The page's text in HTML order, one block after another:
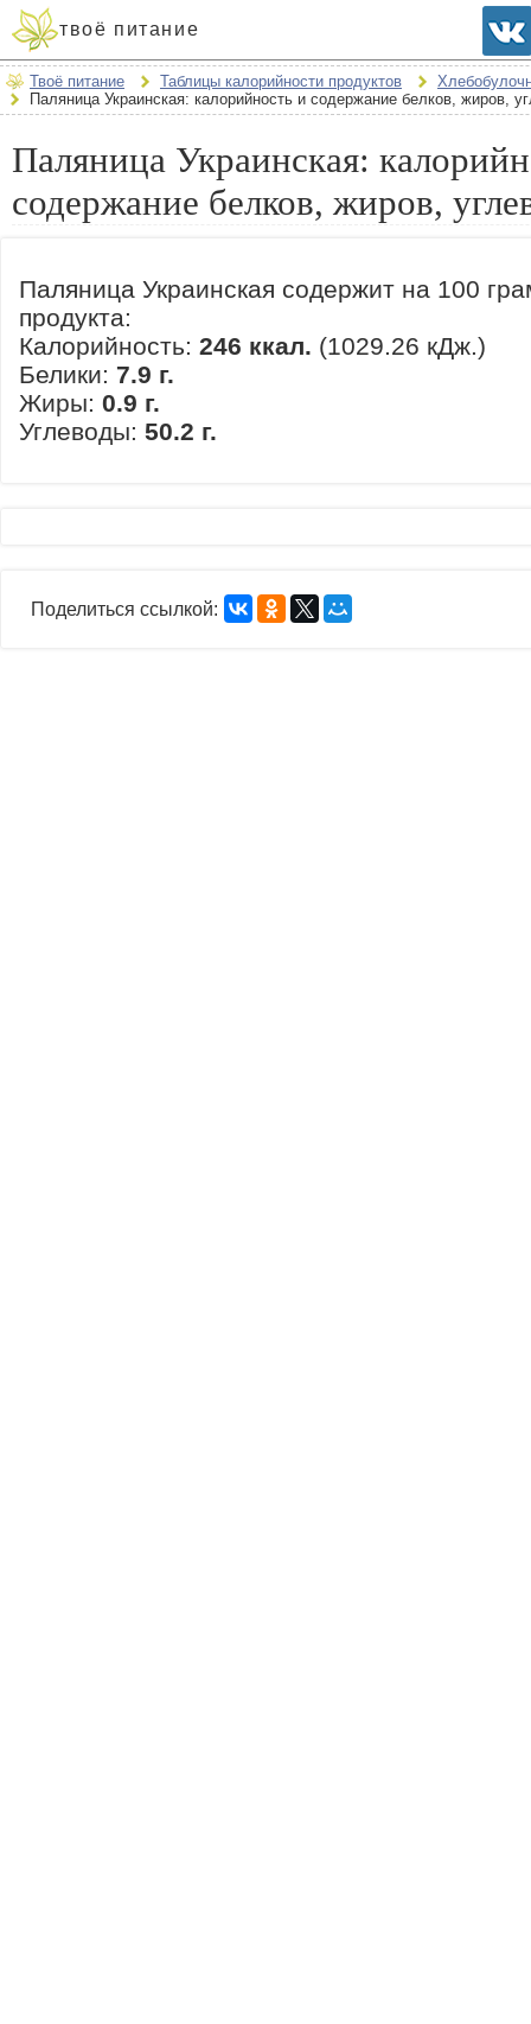
твоё питание
Твоё питание Таблицы калорийности продуктов
Паляница Украинская: калорийность и содержание белков, жиров,
Паляница Украинская:
содержание белков, жиров,
Паляница Украинская содержит на 100
продукта:
Калорийность: 246 ккал. (1029.26 кДж.)
Белики: 7.9 г.
Жиры: 0.9 г.
Углеводы: 50.2 г.
Поделиться ссылкой: